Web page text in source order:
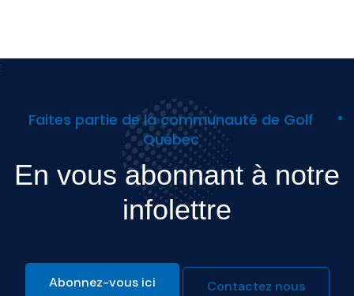
Faites partie de la communauté de Golf
Québec
En vous abonnant à notre
infolettre
Abonnez-vous ici Contactez nous